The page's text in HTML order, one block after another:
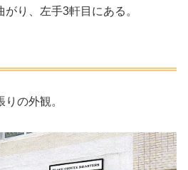
り、左手3軒目にある。
の外観。